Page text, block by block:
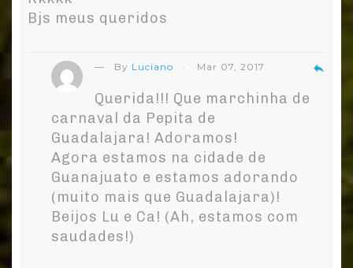
Bjs meus queridos
— By Luciano Mar 07, 2017
Querida!!! Que marchinha de
carnaval da Pepita de
Guadalajara! Adoramos!
Agora estamos na cidade de
Guanajuato e estamos adorando
(muito mais que Guadalajara)!
Beijos Lu e Ca! (Ah, estamos com
saudades!)
reply